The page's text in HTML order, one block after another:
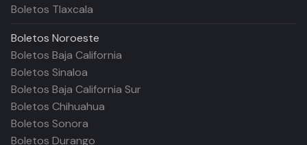
Boletos Tlaxcala
Boletos Noroeste
Boletos Baja California
Boletos Sinaloa
Boletos Baja California Sur
Boletos Chihuahua
Boletos Sonora
Boletos Durango